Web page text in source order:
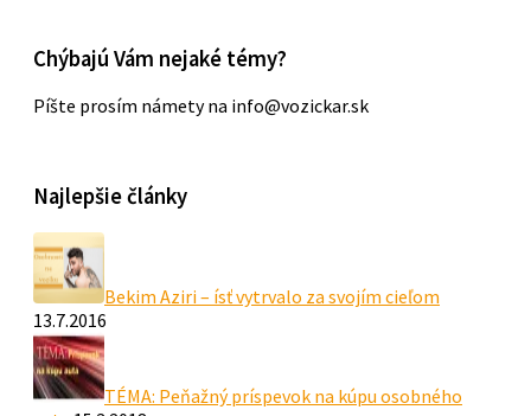
Chýbajú Vám nejaké témy?
Píšte prosím námety na info@vozickar.sk
Najlepšie články
Bekim Aziri – ísť vytrvalo za svojím cieľom
13.7.2016
TÉMA: Peňažný príspevok na kúpu osobného